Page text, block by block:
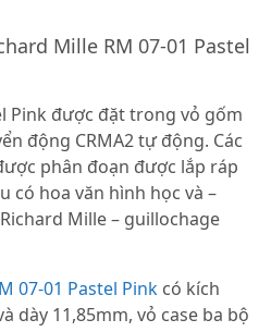
Mille RM 07-01 Pastel
Pink được đặt trong vỏ gốm
động CRMA2 tự động. Các
phân đoạn được lắp ráp
có hoa văn hình học và –
Mille – guillochage
07-01 Pastel Pink có kích
dày 11,85mm, vỏ case ba bộ